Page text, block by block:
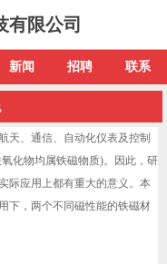
有限公司
新闻 招聘 联系
天、通信、自动化仪表及控制
化物均属铁磁物质)。因此，研
际应用上都有重大的意义。本
下，两个不同磁性能的铁磁材